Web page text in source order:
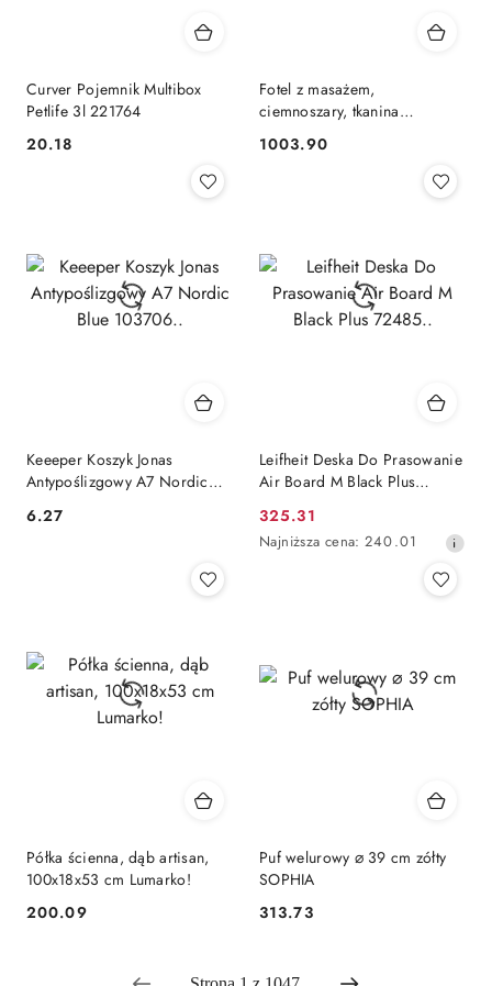
Curver Pojemnik Multibox
Petlife 3l 221764
Cena:
20.18
Fotel z masażem,
ciemnoszary, tkanina
Cena:
1003.90
Keeeper Koszyk Jonas
Antypoślizgowy A7 Nordic
Cena:
6.27
Leifheit Deska Do Prasowanie
Air Board M Black Plus
Cena
promocyjna:
325.31
Najniższa
Najniższa cena: 240.01
Półka ścienna, dąb artisan,
100x18x53 cm Lumarko!
Cena:
200.09
Puf welurowy ⌀ 39 cm zółty
SOPHIA
Cena:
313.73